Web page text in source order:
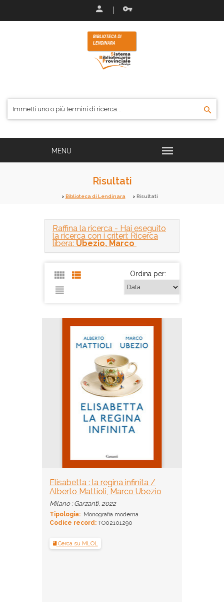
Risultati
Biblioteca di Lendinara Risultati
Raffina la ricerca - Hai eseguito
la ricerca con i criteri: Ricerca
libera: Ubezio, Marco
Ordina per:
Elisabetta : la regina infinita /
Alberto Mattioli, Marco Ubezio
Milano : Garzanti, 2022
Tipologia: Monografia moderna
Codice record: TO02101290
Cerca su MLOL